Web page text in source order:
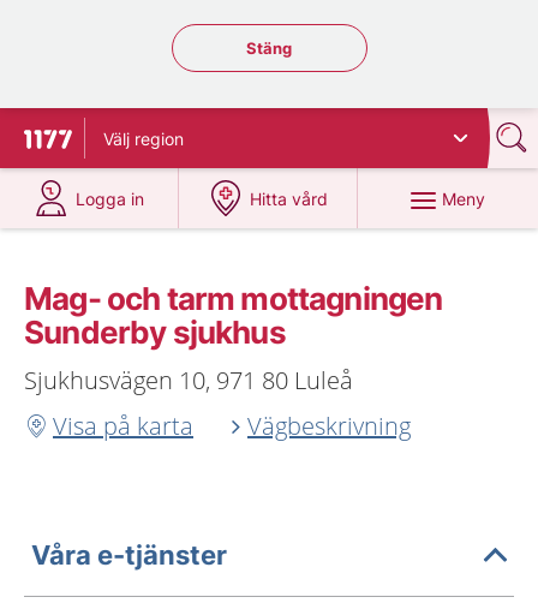
Stäng regionsväljaren
Stäng
Till startsidan för 1177
Välj region
Logga in
på 1177.se
Hitta vård
på 1177.se
Meny
Mag- och tarm mottagningen
Sunderby sjukhus
Sjukhusvägen 10, 971 80 Luleå
Visa på karta
Vägbeskrivning
Våra e-tjänster